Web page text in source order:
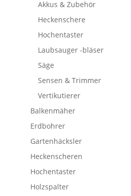
Akkus & Zubehör
Heckenschere
Hochentaster
Laubsauger -bläser
Säge
Sensen & Trimmer
Vertikutierer
Balkenmäher
Erdbohrer
Gartenhäcksler
Heckenscheren
Hochentaster
Holzspalter